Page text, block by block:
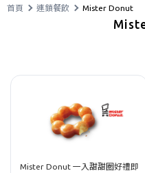
首頁 連鎖餐飲 Mister Donut
Mister Donut 一入甜甜圈好禮即